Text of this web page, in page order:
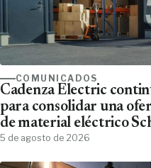
COMUNICADOS
Cadenza Electric
para consolidar una
de material eléctrico
5 de agosto de 2026